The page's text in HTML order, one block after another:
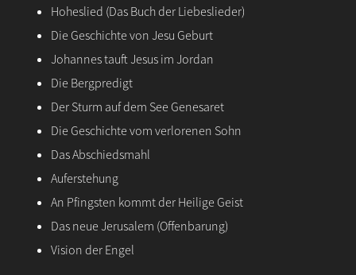
Hoheslied (Das Buch der Liebeslieder)
Die Geschichte von Jesu Geburt
Johannes tauft Jesus im Jordan
Die Bergpredigt
Der Sturm auf dem See Genesaret
Die Geschichte vom verlorenen Sohn
Das Abschiedsmahl
Auferstehung
An Pfingsten kommt der Heilige Geist
Das neue Jerusalem (Offenbarung)
Vision der Engel